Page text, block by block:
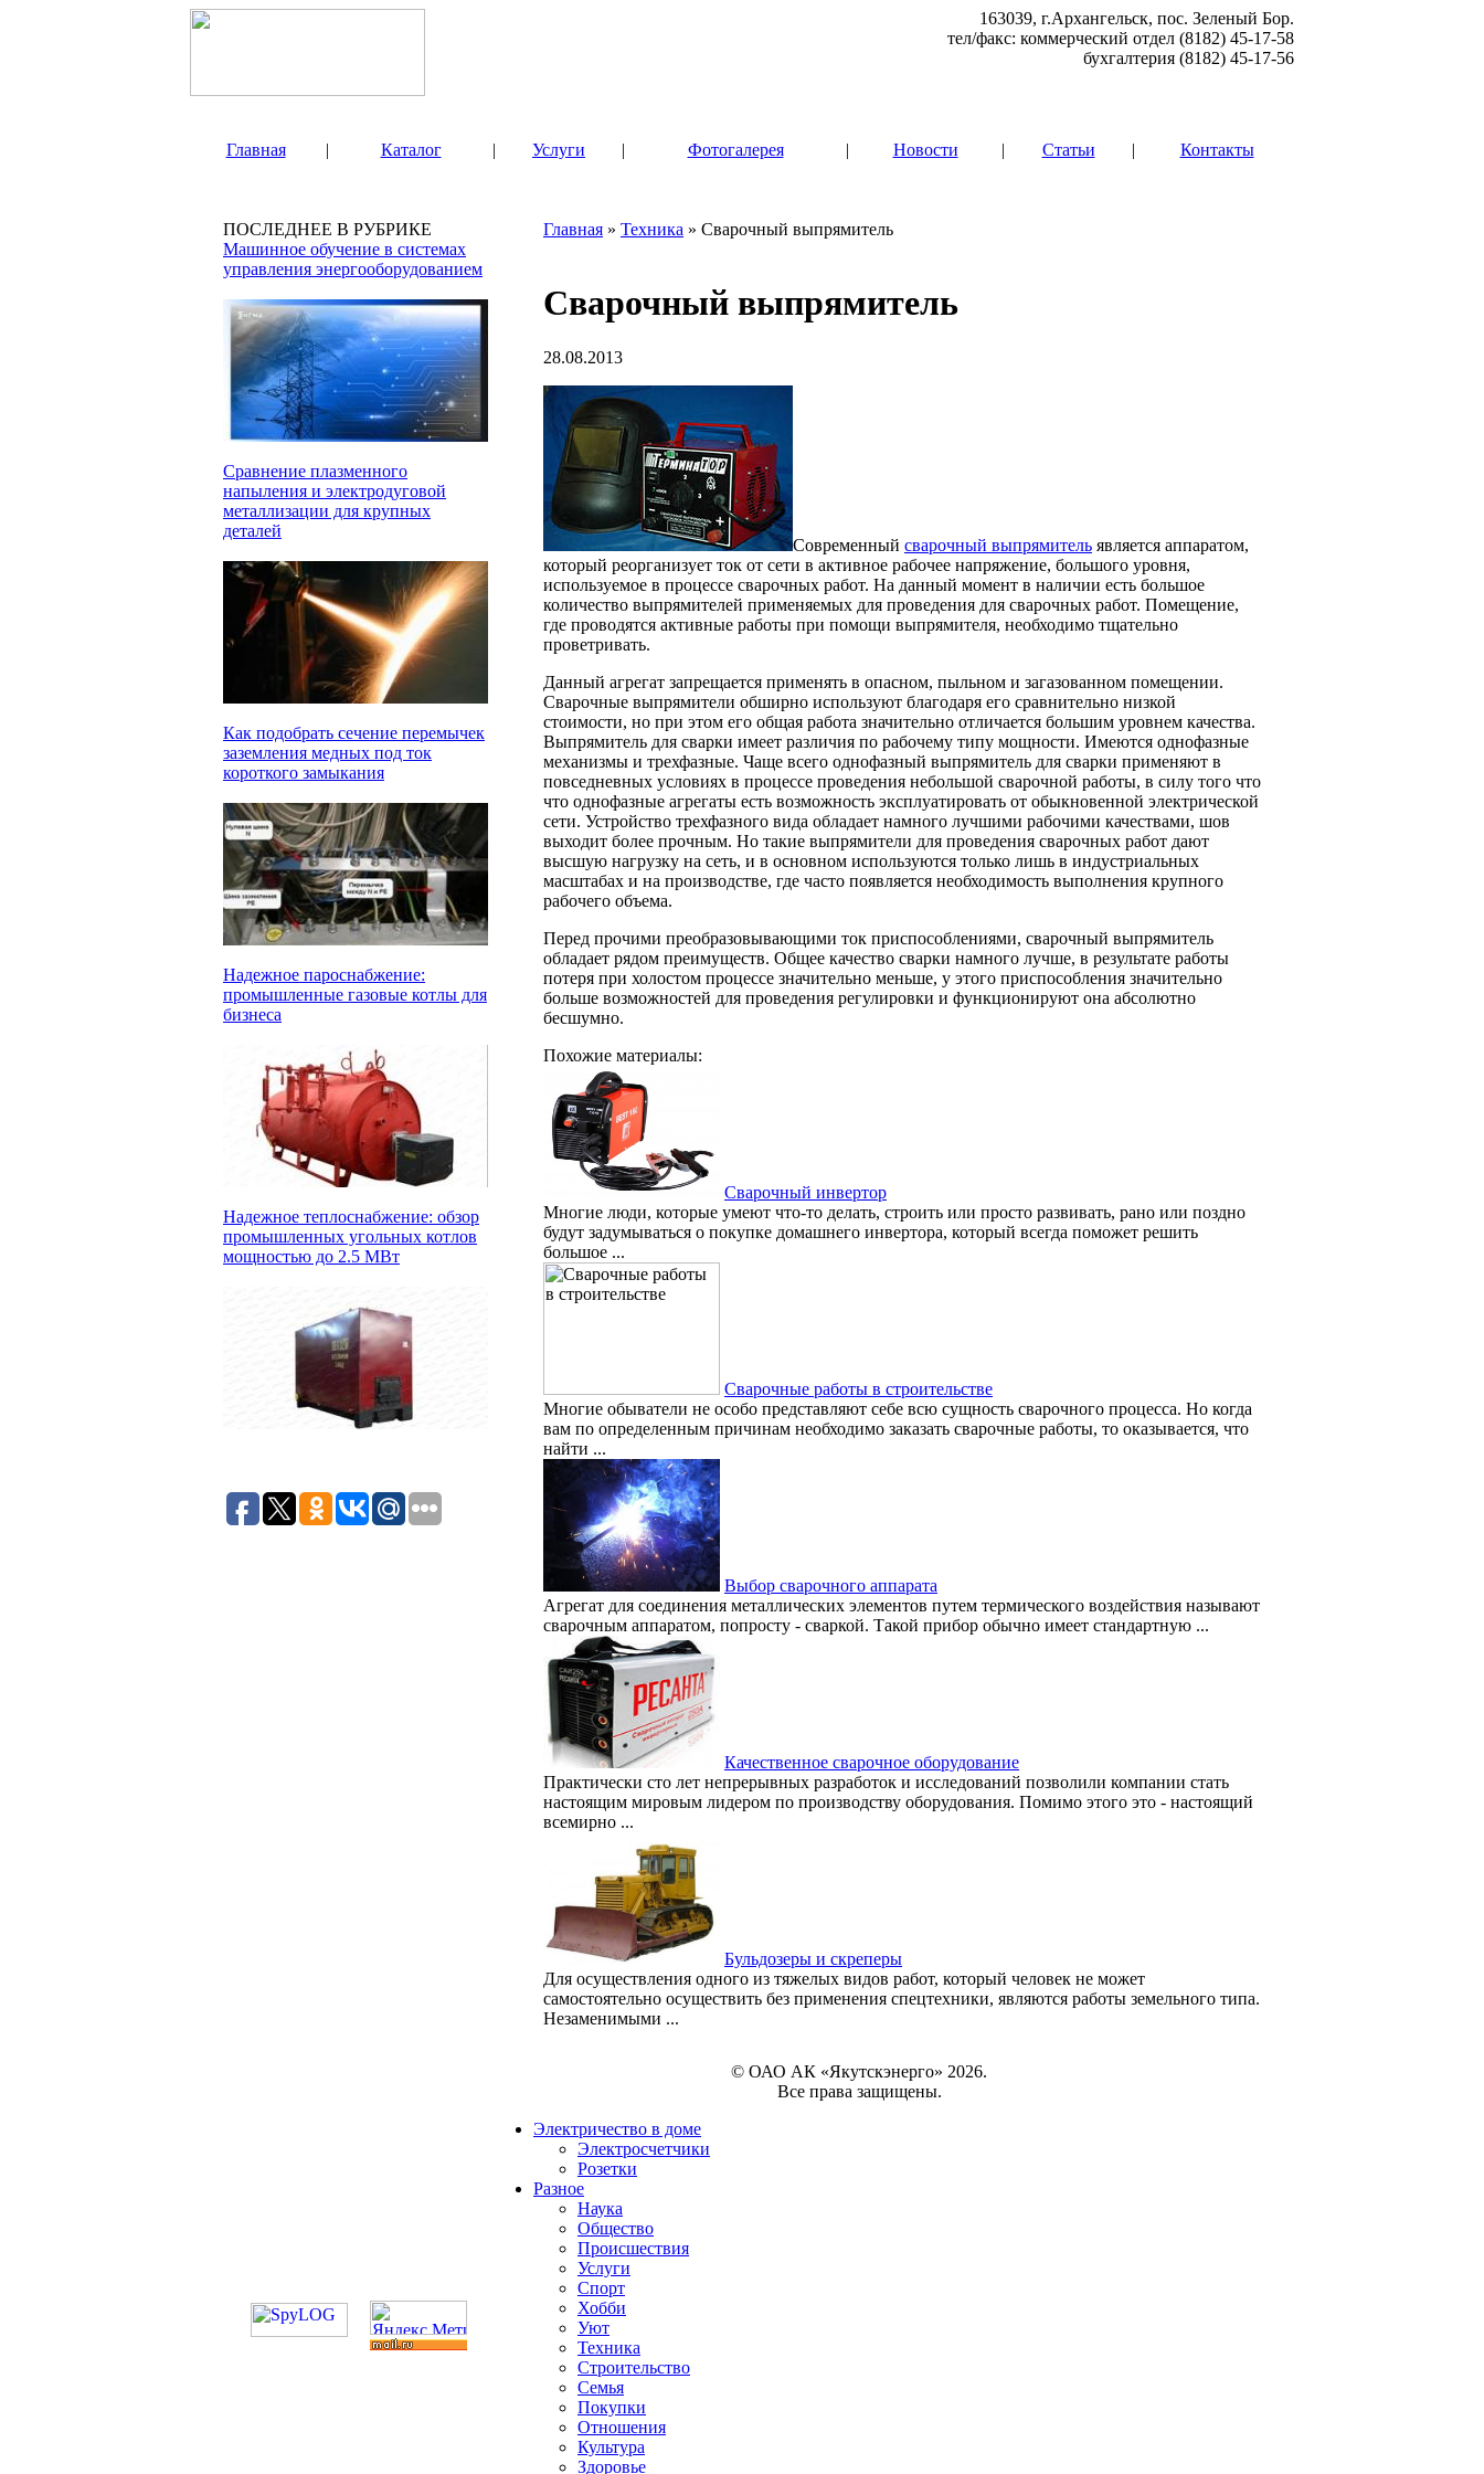
163039, г.Архангельск, пос. Зеленый Бор.
тел/факс: коммерческий отдел (8182) 45-17-58
бухгалтерия (8182) 45-17-56
Главная | Каталог | Услуги | Фотогалерея | Новости | Статьи | Контакты
ПОСЛЕДНЕЕ В РУБРИКЕ
Машинное обучение в системах
управления энергооборудованием
Сравнение плазменного
напыления и электродуговой
металлизации для крупных
деталей
Как подобрать сечение перемычек
заземления медных под ток
короткого замыкания
Надежное пароснабжение:
промышленные газовые котлы для
бизнеса
Надежное теплоснабжение: обзор
промышленных угольных котлов
мощностью до 2.5 МВт
Главная » Техника » Сварочный выпрямитель
Сварочный выпрямитель
28.08.2013
Современный сварочный выпрямитель является аппаратом,
который реорганизует ток от сети в активное рабочее напряжение, большого уровня,
используемое в процессе сварочных работ. На данный момент в наличии есть большое
количество выпрямителей применяемых для проведения для сварочных работ. Помещение,
где проводятся активные работы при помощи выпрямителя, необходимо тщательно
проветривать.
Данный агрегат запрещается применять в опасном, пыльном и загазованном помещении.
Сварочные выпрямители обширно используют благодаря его сравнительно низкой
стоимости, но при этом его общая работа значительно отличается большим уровнем качества.
Выпрямитель для сварки имеет различия по рабочему типу мощности. Имеются однофазные
механизмы и трехфазные. Чаще всего однофазный выпрямитель для сварки применяют в
повседневных условиях в процессе проведения небольшой сварочной работы, в силу того что
что однофазные агрегаты есть возможность эксплуатировать от обыкновенной электрической
сети. Устройство трехфазного вида обладает намного лучшими рабочими качествами, шов
выходит более прочным. Но такие выпрямители для проведения сварочных работ дают
высшую нагрузку на сеть, и в основном используются только лишь в индустриальных
масштабах и на производстве, где часто появляется необходимость выполнения крупного
рабочего объема.
Перед прочими преобразовывающими ток приспособлениями, сварочный выпрямитель
обладает рядом преимуществ. Общее качество сварки намного лучше, в результате работы
потеря при холостом процессе значительно меньше, у этого приспособления значительно
больше возможностей для проведения регулировки и функционируют она абсолютно
бесшумно.
Похожие материалы:
Сварочный инвертор
Многие люди, которые умеют что-то делать, строить или просто развивать, рано или поздно
будут задумываться о покупке домашнего инвертора, который всегда поможет решить
большое ...
Сварочные работы в строительстве
Многие обыватели не особо представляют себе всю сущность сварочного процесса. Но когда
вам по определенным причинам необходимо заказать сварочные работы, то оказывается, что
найти ...
Выбор сварочного аппарата
Агрегат для соединения металлических элементов путем термического воздействия называют
сварочным аппаратом, попросту - сваркой. Такой прибор обычно имеет стандартную ...
Качественное сварочное оборудование
Практически сто лет непрерывных разработок и исследований позволили компании стать
настоящим мировым лидером по производству оборудования. Помимо этого это - настоящий
всемирно ...
Бульдозеры и скреперы
Для осуществления одного из тяжелых видов работ, который человек не может
самостоятельно осуществить без применения спецтехники, являются работы земельного типа.
Незаменимыми ...
© ОАО АК «Якутскэнерго» 2026.
Все права защищены.
Электричество в доме
Электросчетчики
Розетки
Разное
Наука
Общество
Происшествия
Услуги
Спорт
Хобби
Уют
Техника
Строительство
Семья
Покупки
Отношения
Культура
Здоровье